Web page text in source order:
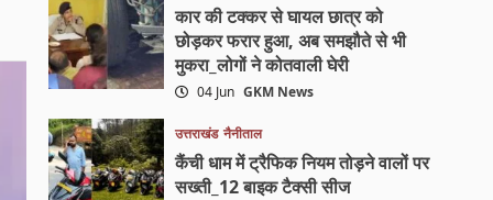
कार की टक्कर से घायल छात्र को
छोड़कर फरार हुआ, अब समझौते से भी
मुकरा_लोगों ने कोतवाली घेरी
04 Jun GKM News
उत्तराखंड नैनीताल
कैंची धाम में ट्रैफिक नियम तोड़ने वालों पर
सख्ती_12 बाइक टैक्सी सीज